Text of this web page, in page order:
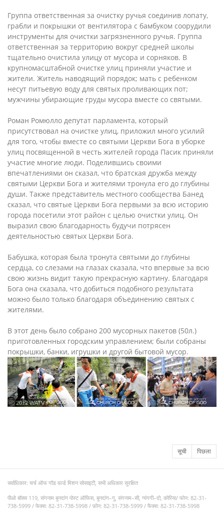
Группа ответственная за очистку ручья соединив лопату,
грабли и покрышки от вентилятора с бамбуком соорудили
инструменты для очистки загрязненного ручья. Группа
ответственная за территорию вокруг средней школы
тщательно очистила улицу от мусора и сорняков. В
крупномасштабной очистке улиц приняли участие и
жители. Житель наводящий порядок; мать с ребенком
несут питьевую воду для святых проливающих пот;
мужчины убирающие груды мусора вместе со святыми.
Роман Ромюлло депутат парламента, который
присутствовал на очистке улиц, приложил много усилий
для того, чтобы вместе со святыми Церкви Бога в уборке
улиц посвященной в честь жителей города Пасик приняли
участие многие люди. Поделившись своими
впечатлениями он сказал, что братская дружба между
святыми Церкви Бога и жителями тронула его до глубины
души. Также представитель местного сообщества Банед
сказал, что святые Церкви Бога первыми за всю историю
города посетили этот район с целью очистки улиц. Он
выразил свою благодарность будучи потрясен
деятельностью святых Церкви Бога.
Бабушка, которая была тронута святыми до глубины
сердца, со слезами на глазах сказала, что впервые за всю
свою жизнь видит такую прекрасную картину. Благодаря
Бога она сказала, что добиться подобного результата
можно было только благодаря объединению святых с
жителями.
В этот день было собрано 200 мусорных пакетов (50л.)
приготовленных городским управлением; были собраны
покрышки, банки, игрушки и другой бытовой мусор.
ⓒ 2012 WATV
सूची पिछला
सर्वाधिकार: चर्च ऑफ गॉड वर्ल्ड मिशन सोसाइटी, सभी अधिकार सुरक्षित
पीओ बॉक्स 119, संगनाम बुनदांग पोस्ट ऑफिस, बुनदांग–गु, संगनाम–सी, ग्यंगगी–दो, कोरिया/ फोन: 82-31-
738-5999 / फेक्स: 82-31-738-5998 / फ़ोन: 82-31-738-5999 / फैक्स: 82-31-738-5998